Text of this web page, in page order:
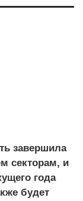
завершила
секторам, и
года
будет